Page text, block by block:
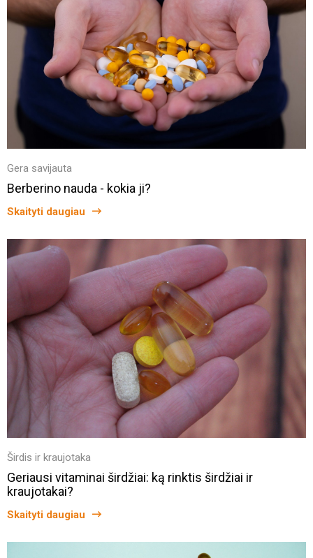
Gera savijauta
Berberino nauda - kokia ji?
Skaityti daugiau
Širdis ir kraujotaka
Geriausi vitaminai širdžiai: ką rinktis širdžiai ir
kraujotakai?
Skaityti daugiau